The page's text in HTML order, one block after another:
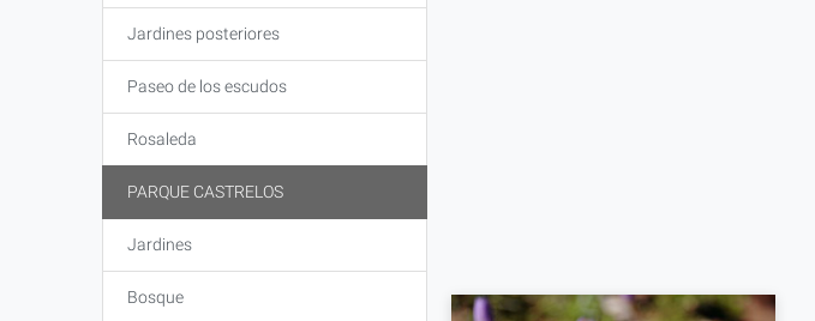
Jardines posteriores
Paseo de los escudos
Rosaleda
PARQUE CASTRELOS
Jardines
Bosque